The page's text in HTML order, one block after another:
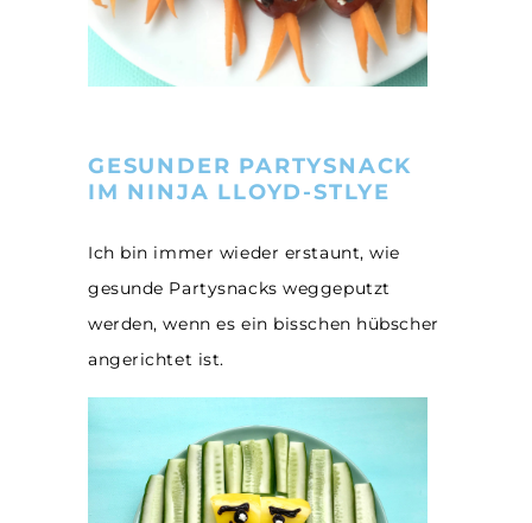
GESUNDER PARTYSNACK
IM NINJA LLOYD-STLYE
Ich bin immer wieder erstaunt, wie
gesunde Partysnacks weggeputzt
werden, wenn es ein bisschen hübscher
angerichtet ist.